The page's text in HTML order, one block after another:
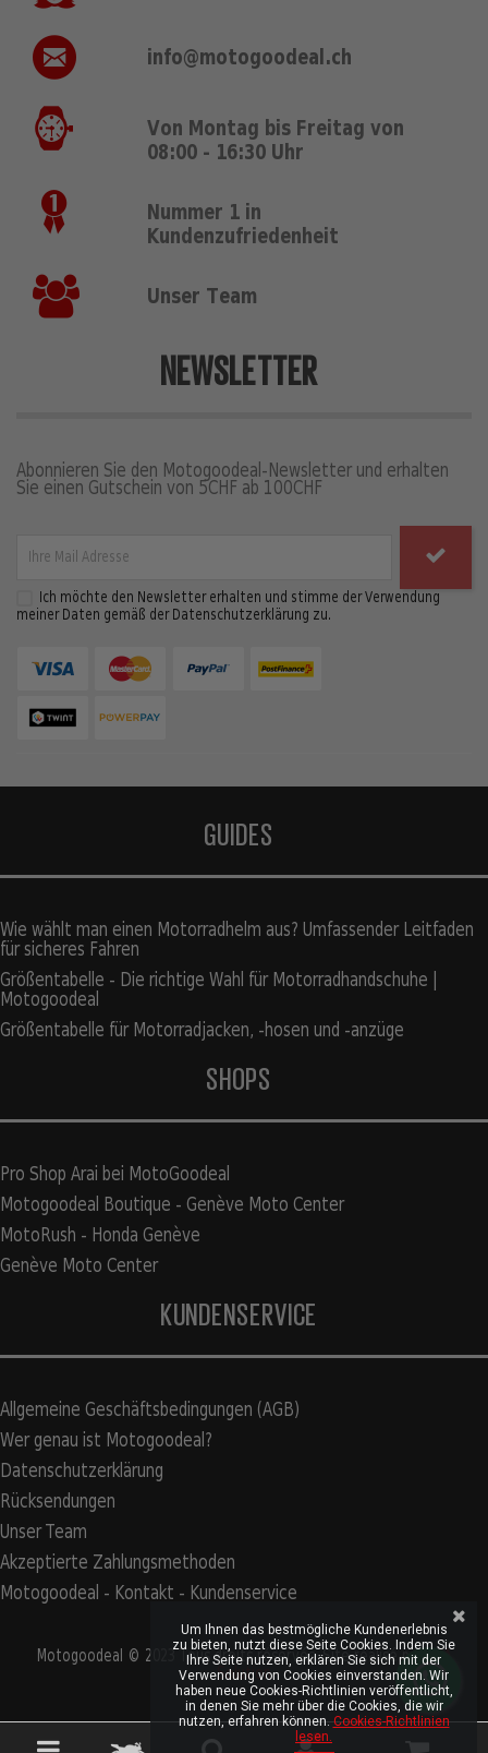
info@motogoodeal.ch
Von Montag bis Freitag von
08:00 - 16:30 Uhr
Nummer 1 in
Kundenzufriedenheit
Unser Team
NEWSLETTER
Abonnieren Sie den Motogoodeal-Newsletter und erhalten
Sie einen Gutschein von 5CHF ab 100CHF
Ich möchte den Newsletter erhalten und stimme der Verwendung
meiner Daten gemäß der Datenschutzerklärung zu.
GUIDES
Wie wählt man einen Motorradhelm aus? Umfassender Leitfaden
für sicheres Fahren
Größentabelle - Die richtige Wahl für Motorradhandschuhe |
Motogoodeal
Größentabelle für Motorradjacken, -hosen und -anzüge
SHOPS
Pro Shop Arai bei MotoGoodeal
Motogoodeal Boutique - Genève Moto Center
MotoRush - Honda Genève
Genève Moto Center
KUNDENSERVICE
Allgemeine Geschäftsbedingungen (AGB)
Wer genau ist Motogoodeal?
Datenschutzerklärung
Rücksendungen
Unser Team
Akzeptierte Zahlungsmethoden
Motogoodeal - Kontakt - Kundenservice
Motogoodeal © 2023 Tous droits réservés. Site réalisé parS2A
Solution
Um Ihnen das bestmögliche Kundenerlebnis
zu bieten, nutzt diese Seite Cookies. Indem Sie
Ihre Seite nutzen, erklären Sie sich mit der
Verwendung von Cookies einverstanden. Wir
haben neue Cookies-Richtlinien veröffentlicht,
in denen Sie mehr über die Cookies, die wir
nutzen, erfahren können.Cookies-Richtlinien
lesen.